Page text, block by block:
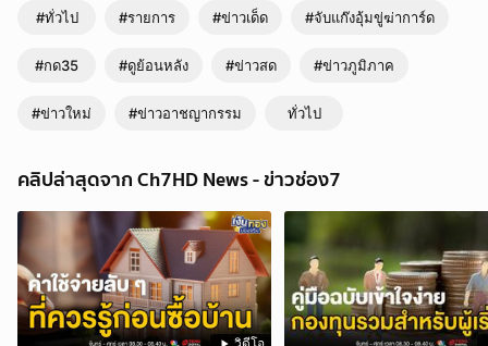
แบงค์ ผู้ต้องหาที่ร่วมขบวนการอุ้มฆ่าชายอายุ 40 ปี โดยการก่อเหตุเกิดขึ้น
จับกุมตัวได้ที่คอนโดแห่งหนึ่งในพื้นที่จังหวัดฉะเชิงเทรา การจับกุมครั้งนี้สืบ
เนื่องจาก เจ้าหน้าที่ตำรวจสืบสวนนครบาลสาม ได้สืบสวนจนทราบว่า นาย
พิรุณ หรือแบงค์ ผู้ต้องหารายนี้ ได้หลบหนีคดีไปซ่อนตัวอยู่ในคอนโดแห่ง
หนึ่งในพื้นที่จังหวัดฉะเชิงเทรา จึงได้รวบรวมพยานหลักฐานเพื่อขออนุมัติ
ศาลออกหมายจับ และนำกำลังเข้าทำการจับกุมตัวได้ในที่สุดจากการสอบ
ปากคำ นายพิรุณ หรือแบงค์ ให้การรับสารภาพว่าเป็นหนึ่งในกลุ่มผู้ต้องหาที่
#ทั่วไป #รายการ #ข่าวเด็ด #จับแก๊งอุ้มขู่ฆ่าการ์ด
#กด35 #ดูย้อนหลัง #ข่าวสด #ข่าวภูมิภาค
#ข่าวใหม่ #ข่าวอาชญากรรม ทั่วไป
คลิปล่าสุดจาก Ch7HD News - ข่าวช่อง7